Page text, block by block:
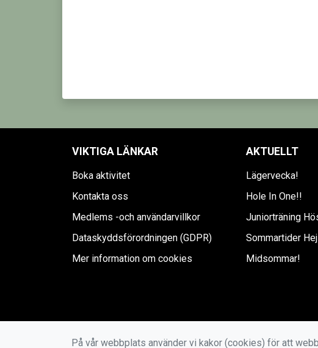
VIKTIGA LÄNKAR
Boka aktivitet
Kontakta oss
Medlems -och användarvillkor
Dataskyddsförordningen (GDPR)
Mer information om cookies
AKTUELLT
Lägervecka!
Hole In One!!
Juniorträning
Sommartider
Midsommar!
På vår webbplats använder vi kakor (cookies) för att